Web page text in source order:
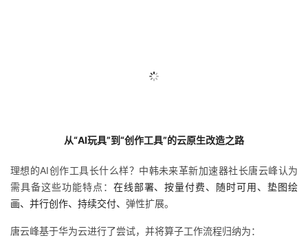
从“AI玩具”到“创作工具”的云原生改造之路
理想的AI创作工具长什么样？中韩未来革新加速器社长唐云峰认为
需具备这些功能特点： 在线部署、按量付费、随时可用、垫图绘
画、并行创作、持续交付、 弹性扩展。
唐云峰基于华为云进行了尝试，并将算子工作流程归纳为：